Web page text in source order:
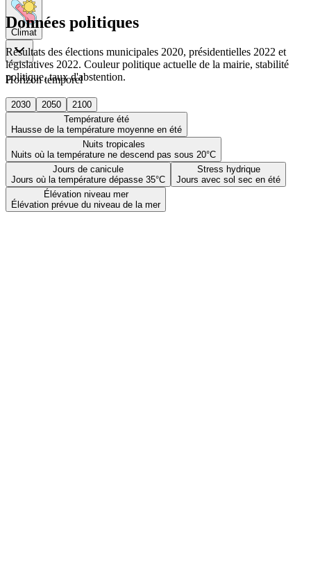
Climat
Horizon temporel
2030 2050
2100
Température été
Hausse de la température moyenne en été
Nuits tropicales
Nuits où la température ne descend pas sous 20°C
Jours de canicule
Jours où la température dépasse 35°C
Stress hydrique
Jours avec sol sec en été
Élévation niveau mer
Élévation prévue du niveau de la mer
Données politiques
Résultats des élections municipales 2020, présidentielles 2022 et
législatives 2022. Couleur politique actuelle de la mairie, stabilité
politique, taux d'abstention.